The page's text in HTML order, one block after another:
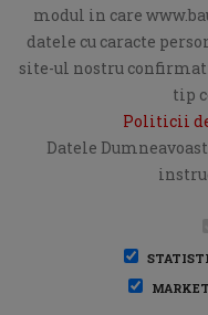
modul in care
datele cu caracte
site-ul nostru
tip
Politicii
Datele